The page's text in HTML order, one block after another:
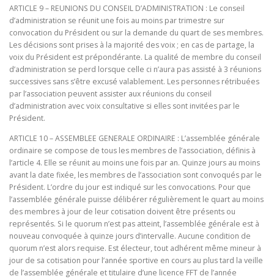
ARTICLE 9 – REUNIONS DU CONSEIL D’ADMINISTRATION : Le conseil
d’administration se réunit une fois au moins par trimestre sur
convocation du Président ou sur la demande du quart de ses membres.
Les décisions sont prises à la majorité des voix ; en cas de partage, la
voix du Président est prépondérante. La qualité de membre du conseil
d’administration se perd lorsque celle ci n’aura pas assisté à 3 réunions
successives sans s’être excusé valablement. Les personnes rétribuées
par l’association peuvent assister aux réunions du conseil
d’administration avec voix consultative si elles sont invitées par le
Président.
ARTICLE 10 – ASSEMBLEE GENERALE ORDINAIRE : L’assemblée générale
ordinaire se compose de tous les membres de l’association, définis à
l’article 4. Elle se réunit au moins une fois par an. Quinze jours au moins
avant la date fixée, les membres de l’association sont convoqués par le
Président. L’ordre du jour est indiqué sur les convocations. Pour que
l’assemblée générale puisse délibérer régulièrement le quart au moins
des membres à jour de leur cotisation doivent être présents ou
représentés. Si le quorum n’est pas atteint, l’assemblée générale est à
nouveau convoquée à quinze jours d’intervalle. Aucune condition de
quorum n’est alors requise. Est électeur, tout adhérent même mineur à
jour de sa cotisation pour l’année sportive en cours au plus tard la veille
de l’assemblée générale et titulaire d’une licence FFT de l’année